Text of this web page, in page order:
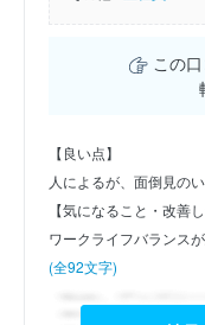
この口
【良い点】
人によるが、面倒見の
【気になること・改善
ワークライフバランス
(全92文字)